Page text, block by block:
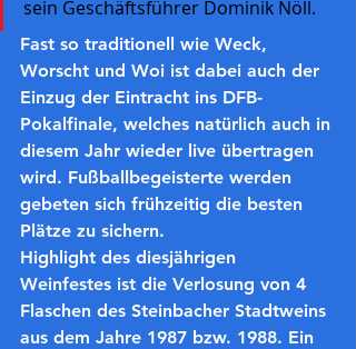
sein Geschäftsführer Dominik Nöll.
Fast so traditionell wie Weck,
Worscht und Woi ist dabei auch der
Einzug der Eintracht ins DFB-
Pokalfinale, welches natürlich auch in
diesem Jahr wieder live übertragen
wird. Fußballbegeisterte werden
gebeten sich frühzeitig die besten
Plätze zu sichern.
Highlight des diesjährigen
Weinfestes ist die Verlosung von 4
Flaschen des Steinbacher Stadtweins
aus dem Jahre 1987 bzw. 1988. Ein